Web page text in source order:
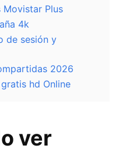
Movistar Plus
4k
de sesión y
2026
hd Online
ver